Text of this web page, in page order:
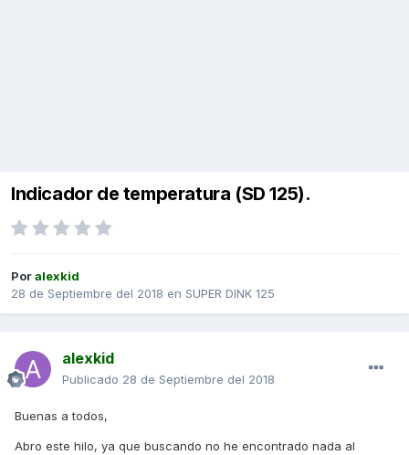
Indicador de temperatura (SD 125).
Poralexkid
28 de Septiembre del 2018 en SUPER DINK 125
alexkid
Publicado 28 de Septiembre del 2018
Buenas a todos,
Abro este hilo, ya que buscando no he encontrado nada al